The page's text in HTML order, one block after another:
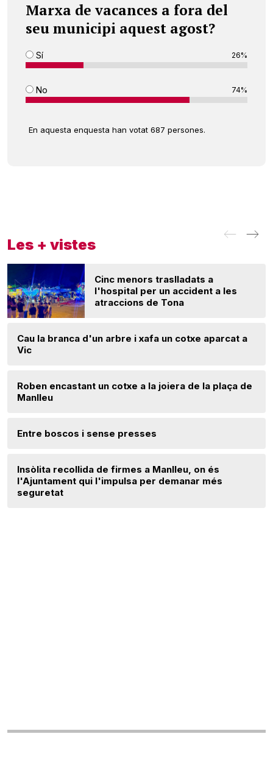
Marxa de vacances a fora del
seu municipi aquest agost?
Sí 26%
No 74%
En aquesta enquesta han votat 687 persones.
Les + vistes
Cinc menors traslladats a
l'hospital per un accident a les
atraccions de Tona
Cau la branca d'un arbre i xafa un cotxe aparcat a
Vic
Roben encastant un cotxe a la joiera de la plaça de
Manlleu
Entre boscos i sense presses
Insòlita recollida de firmes a Manlleu, on és
l'Ajuntament qui l'impulsa per demanar més
seguretat